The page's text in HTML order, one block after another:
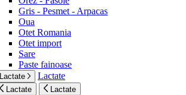
Gris - Pesmet - Arpacas
Oua
Otet Romania
Otet import
Sare
Paste fainoase
Lactate Lactate
Lactate Lactate